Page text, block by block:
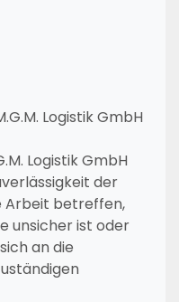
Logistik GmbH
Logistik GmbH
der
Arbeit betreffen,
unsicher ist oder
an die